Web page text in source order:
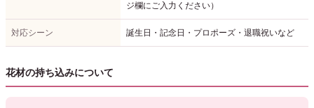
ジ欄にご入力ください）
対応シーン 誕生日・記念日・プロポーズ・退職祝いなど
花材の持ち込みについて